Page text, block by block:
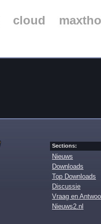
cloud
Sections:
Nieuws
Downloads
Top Downloads
Discussie
Vraag en
Nieuws2.nl